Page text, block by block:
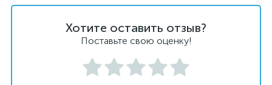
Хотите оставить отзыв?
Поставьте свою оценку!